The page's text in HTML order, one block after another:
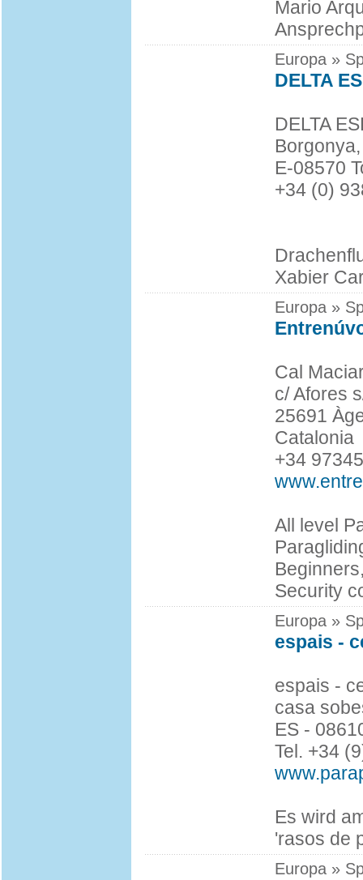
Mario
Europa »
DELTA
DELTA
E-08570
+34 (0)
Xabier
Europa »
Cal
c/ Afores
25691
Catalonia
+34
All level
Security
Europa »
espais -
espais -
casa
ES -
Tel. +34
Es wird
'rasos de
Europa »